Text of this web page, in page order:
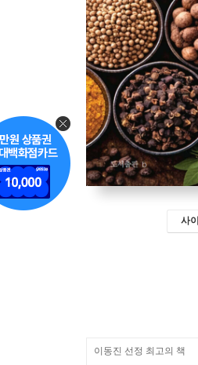
사
이동진 선정 최고의 책